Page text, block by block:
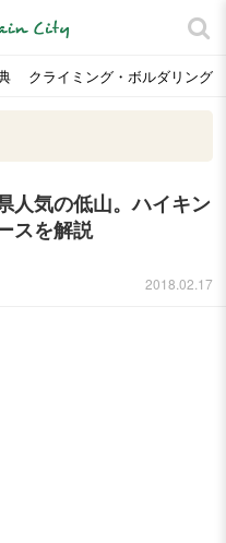
クライミング・ボルダリング
人気の低山。ハイキン
スを解説
2018.02.17